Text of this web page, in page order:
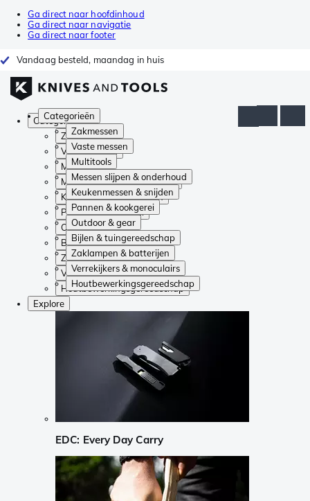
Ga direct naar hoofdinhoud
Ga direct naar navigatie
Ga direct naar footer
Vandaag besteld, maandag in huis
Categorieën
Zakmessen
Vaste messen
Multitools
Messen slijpen & onderhoud
Keukenmessen & snijden
Pannen & kookgerei
Outdoor & gear
Bijlen & tuingereedschap
Zaklampen & batterijen
Verrekijkers & monoculairs
Houtbewerkingsgereedschap
Categorieën
Zakmessen
Vaste messen
Multitools
Messen slijpen & onderhoud
Keukenmessen & snijden
Pannen & kookgerei
Outdoor & gear
Bijlen & tuingereedschap
Zaklampen & batterijen
Verrekijkers & monoculairs
Houtbewerkingsgereedschap
Explore
EDC: Every Day Carry